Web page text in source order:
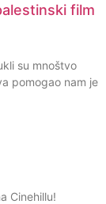
film
su mnoštvo
pomogao nam je
Cinehillu!